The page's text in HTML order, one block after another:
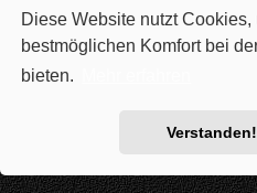
Diese Website nutzt Cookies,
bestmöglichen Komfort bei
bieten.
Verstanden!